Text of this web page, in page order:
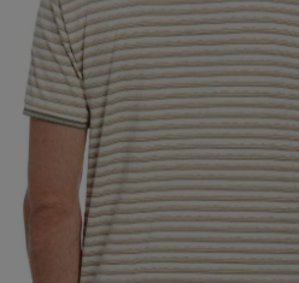
7. chaleco
8. polo
9. remera
10. campera